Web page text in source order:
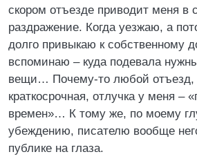
скором отъезде приводит меня в
раздражение. Когда уезжаю, а
долго привыкаю к собственному
вспоминаю – куда подевала
вещи… Почему-то любой
краткосрочная, отлучка у меня –
времен»… К тому же, по моему
убеждению, писателю вообще
публике на глаза.